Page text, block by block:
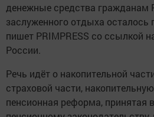
денежные средства гражданам
заслуженного отдыха осталось
пишет PRIMPRESS со ссылкой
России.
Речь идёт о накопительной
страховой части,
пенсионная реформа, принятая